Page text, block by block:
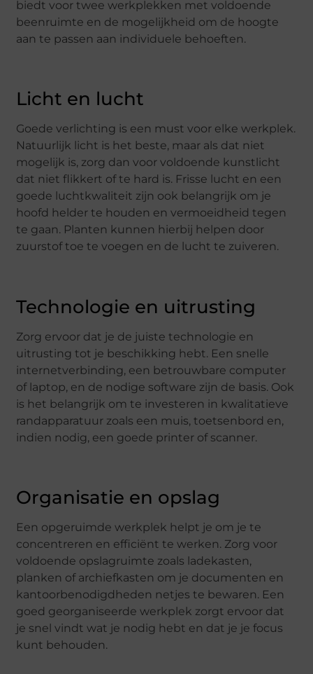
biedt voor twee werkplekken met voldoende
beenruimte en de mogelijkheid om de hoogte
aan te passen aan individuele behoeften.
Licht en lucht
Goede verlichting is een must voor elke werkplek.
Natuurlijk licht is het beste, maar als dat niet
mogelijk is, zorg dan voor voldoende kunstlicht
dat niet flikkert of te hard is. Frisse lucht en een
goede luchtkwaliteit zijn ook belangrijk om je
hoofd helder te houden en vermoeidheid tegen
te gaan. Planten kunnen hierbij helpen door
zuurstof toe te voegen en de lucht te zuiveren.
Technologie en uitrusting
Zorg ervoor dat je de juiste technologie en
uitrusting tot je beschikking hebt. Een snelle
internetverbinding, een betrouwbare computer
of laptop, en de nodige software zijn de basis. Ook
is het belangrijk om te investeren in kwalitatieve
randapparatuur zoals een muis, toetsenbord en,
indien nodig, een goede printer of scanner.
Organisatie en opslag
Een opgeruimde werkplek helpt je om je te
concentreren en efficiënt te werken. Zorg voor
voldoende opslagruimte zoals ladekasten,
planken of archiefkasten om je documenten en
kantoorbenodigdheden netjes te bewaren. Een
goed georganiseerde werkplek zorgt ervoor dat
je snel vindt wat je nodig hebt en dat je je focus
kunt behouden.